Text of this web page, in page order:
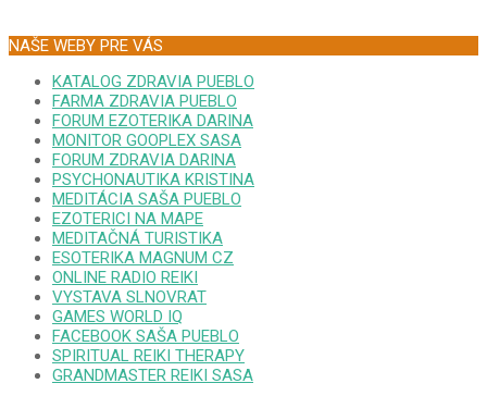
NAŠE WEBY PRE VÁS
KATALOG ZDRAVIA PUEBLO
FARMA ZDRAVIA PUEBLO
FORUM EZOTERIKA DARINA
MONITOR GOOPLEX SASA
FORUM ZDRAVIA DARINA
PSYCHONAUTIKA KRISTINA
MEDITÁCIA SAŠA PUEBLO
EZOTERICI NA MAPE
MEDITAČNÁ TURISTIKA
ESOTERIKA MAGNUM CZ
ONLINE RADIO REIKI
VYSTAVA SLNOVRAT
GAMES WORLD IQ
FACEBOOK SAŠA PUEBLO
SPIRITUAL REIKI THERAPY
GRANDMASTER REIKI SASA